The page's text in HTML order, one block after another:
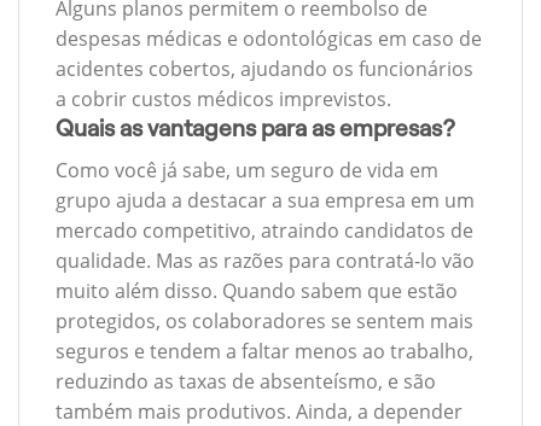
Alguns planos permitem o reembolso de
despesas médicas e odontológicas em caso de
acidentes cobertos, ajudando os funcionários
a cobrir custos médicos imprevistos.
Quais as vantagens para as empresas?
Como você já sabe, um seguro de vida em
grupo ajuda a destacar a sua empresa em um
mercado competitivo, atraindo candidatos de
qualidade. Mas as razões para contratá-lo vão
muito além disso. Quando sabem que estão
protegidos, os colaboradores se sentem mais
seguros e tendem a faltar menos ao trabalho,
reduzindo as taxas de absenteísmo, e são
também mais produtivos. Ainda, a depender